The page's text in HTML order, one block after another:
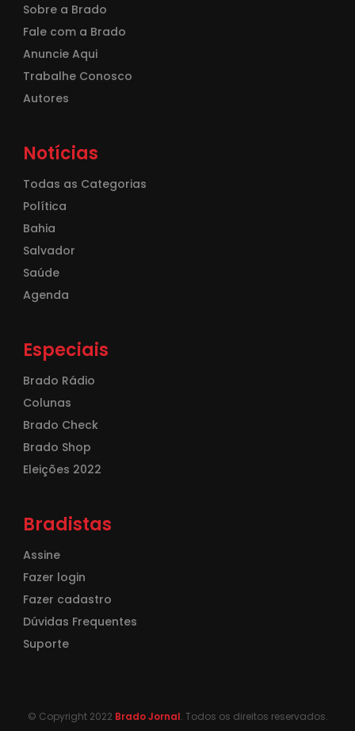
Sobre a Brado
Fale com a Brado
Anuncie Aqui
Trabalhe Conosco
Autores
Notícias
Todas as Categorias
Política
Bahia
Salvador
Saúde
Agenda
Especiais
Brado Rádio
Colunas
Brado Check
Brado Shop
Eleições 2022
Bradistas
Assine
Fazer login
Fazer cadastro
Dúvidas Frequentes
Suporte
© Copyright 2022 Brado Jornal. Todos os direitos reservados.